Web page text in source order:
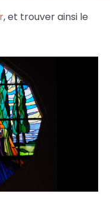
, et trouver ainsi le